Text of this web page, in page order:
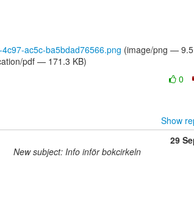
ac5c-ba5bdad76566.png (image/png —
pdf — 171.3 KB)
0
Show
29
New subject: Info inför bokcirkeln